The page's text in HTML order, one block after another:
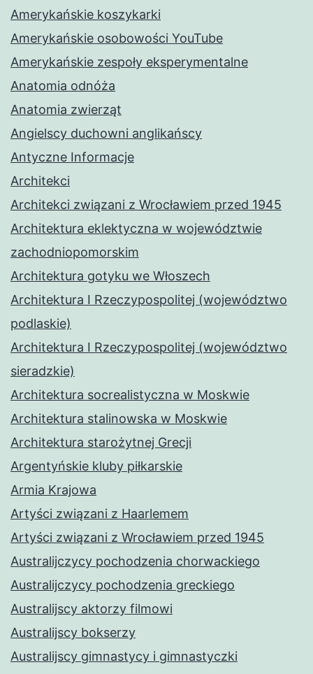
Amerykańskie koszykarki
Amerykańskie osobowości YouTube
Amerykańskie zespoły eksperymentalne
Anatomia odnóża
Anatomia zwierząt
Angielscy duchowni anglikańscy
Antyczne Informacje
Architekci
Architekci związani z Wrocławiem przed 1945
Architektura eklektyczna w województwie
zachodniopomorskim
Architektura gotyku we Włoszech
Architektura I Rzeczypospolitej (województwo
podlaskie)
Architektura I Rzeczypospolitej (województwo
sieradzkie)
Architektura socrealistyczna w Moskwie
Architektura stalinowska w Moskwie
Architektura starożytnej Grecji
Argentyńskie kluby piłkarskie
Armia Krajowa
Artyści związani z Haarlemem
Artyści związani z Wrocławiem przed 1945
Australijczycy pochodzenia chorwackiego
Australijczycy pochodzenia greckiego
Australijscy aktorzy filmowi
Australijscy bokserzy
Australijscy gimnastycy i gimnastyczki